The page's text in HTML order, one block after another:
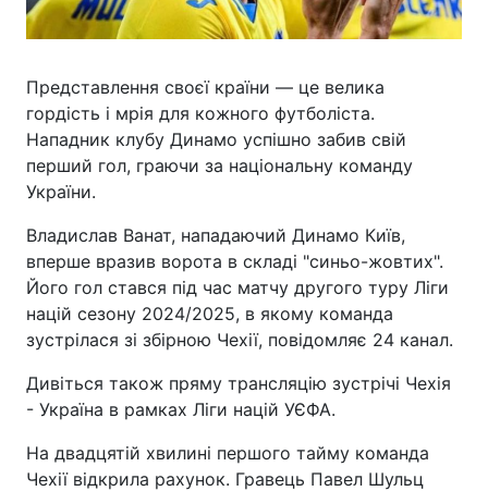
Представлення своєї країни — це велика
гордість і мрія для кожного футболіста.
Нападник клубу Динамо успішно забив свій
перший гол, граючи за національну команду
України.
Владислав Ванат, нападаючий Динамо Київ,
вперше вразив ворота в складі "синьо-жовтих".
Його гол стався під час матчу другого туру Ліги
націй сезону 2024/2025, в якому команда
зустрілася зі збірною Чехії, повідомляє 24 канал.
Дивіться також пряму трансляцію зустрічі Чехія
- Україна в рамках Ліги націй УЄФА.
На двадцятій хвилині першого тайму команда
Чехії відкрила рахунок. Гравець Павел Шульц